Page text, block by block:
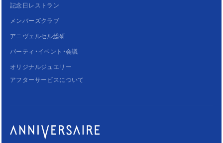
記念日レストラン
メンバーズクラブ
アニヴェルセル総研
パーティ・イベント・会議
オリジナルジュエリー
アフターサービスについて